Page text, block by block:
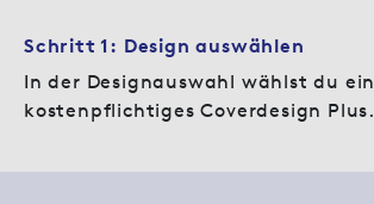
Schritt 1: Design auswählen
In der Designauswahl wählst du ein
kostenpflichtiges Coverdesign Plus.